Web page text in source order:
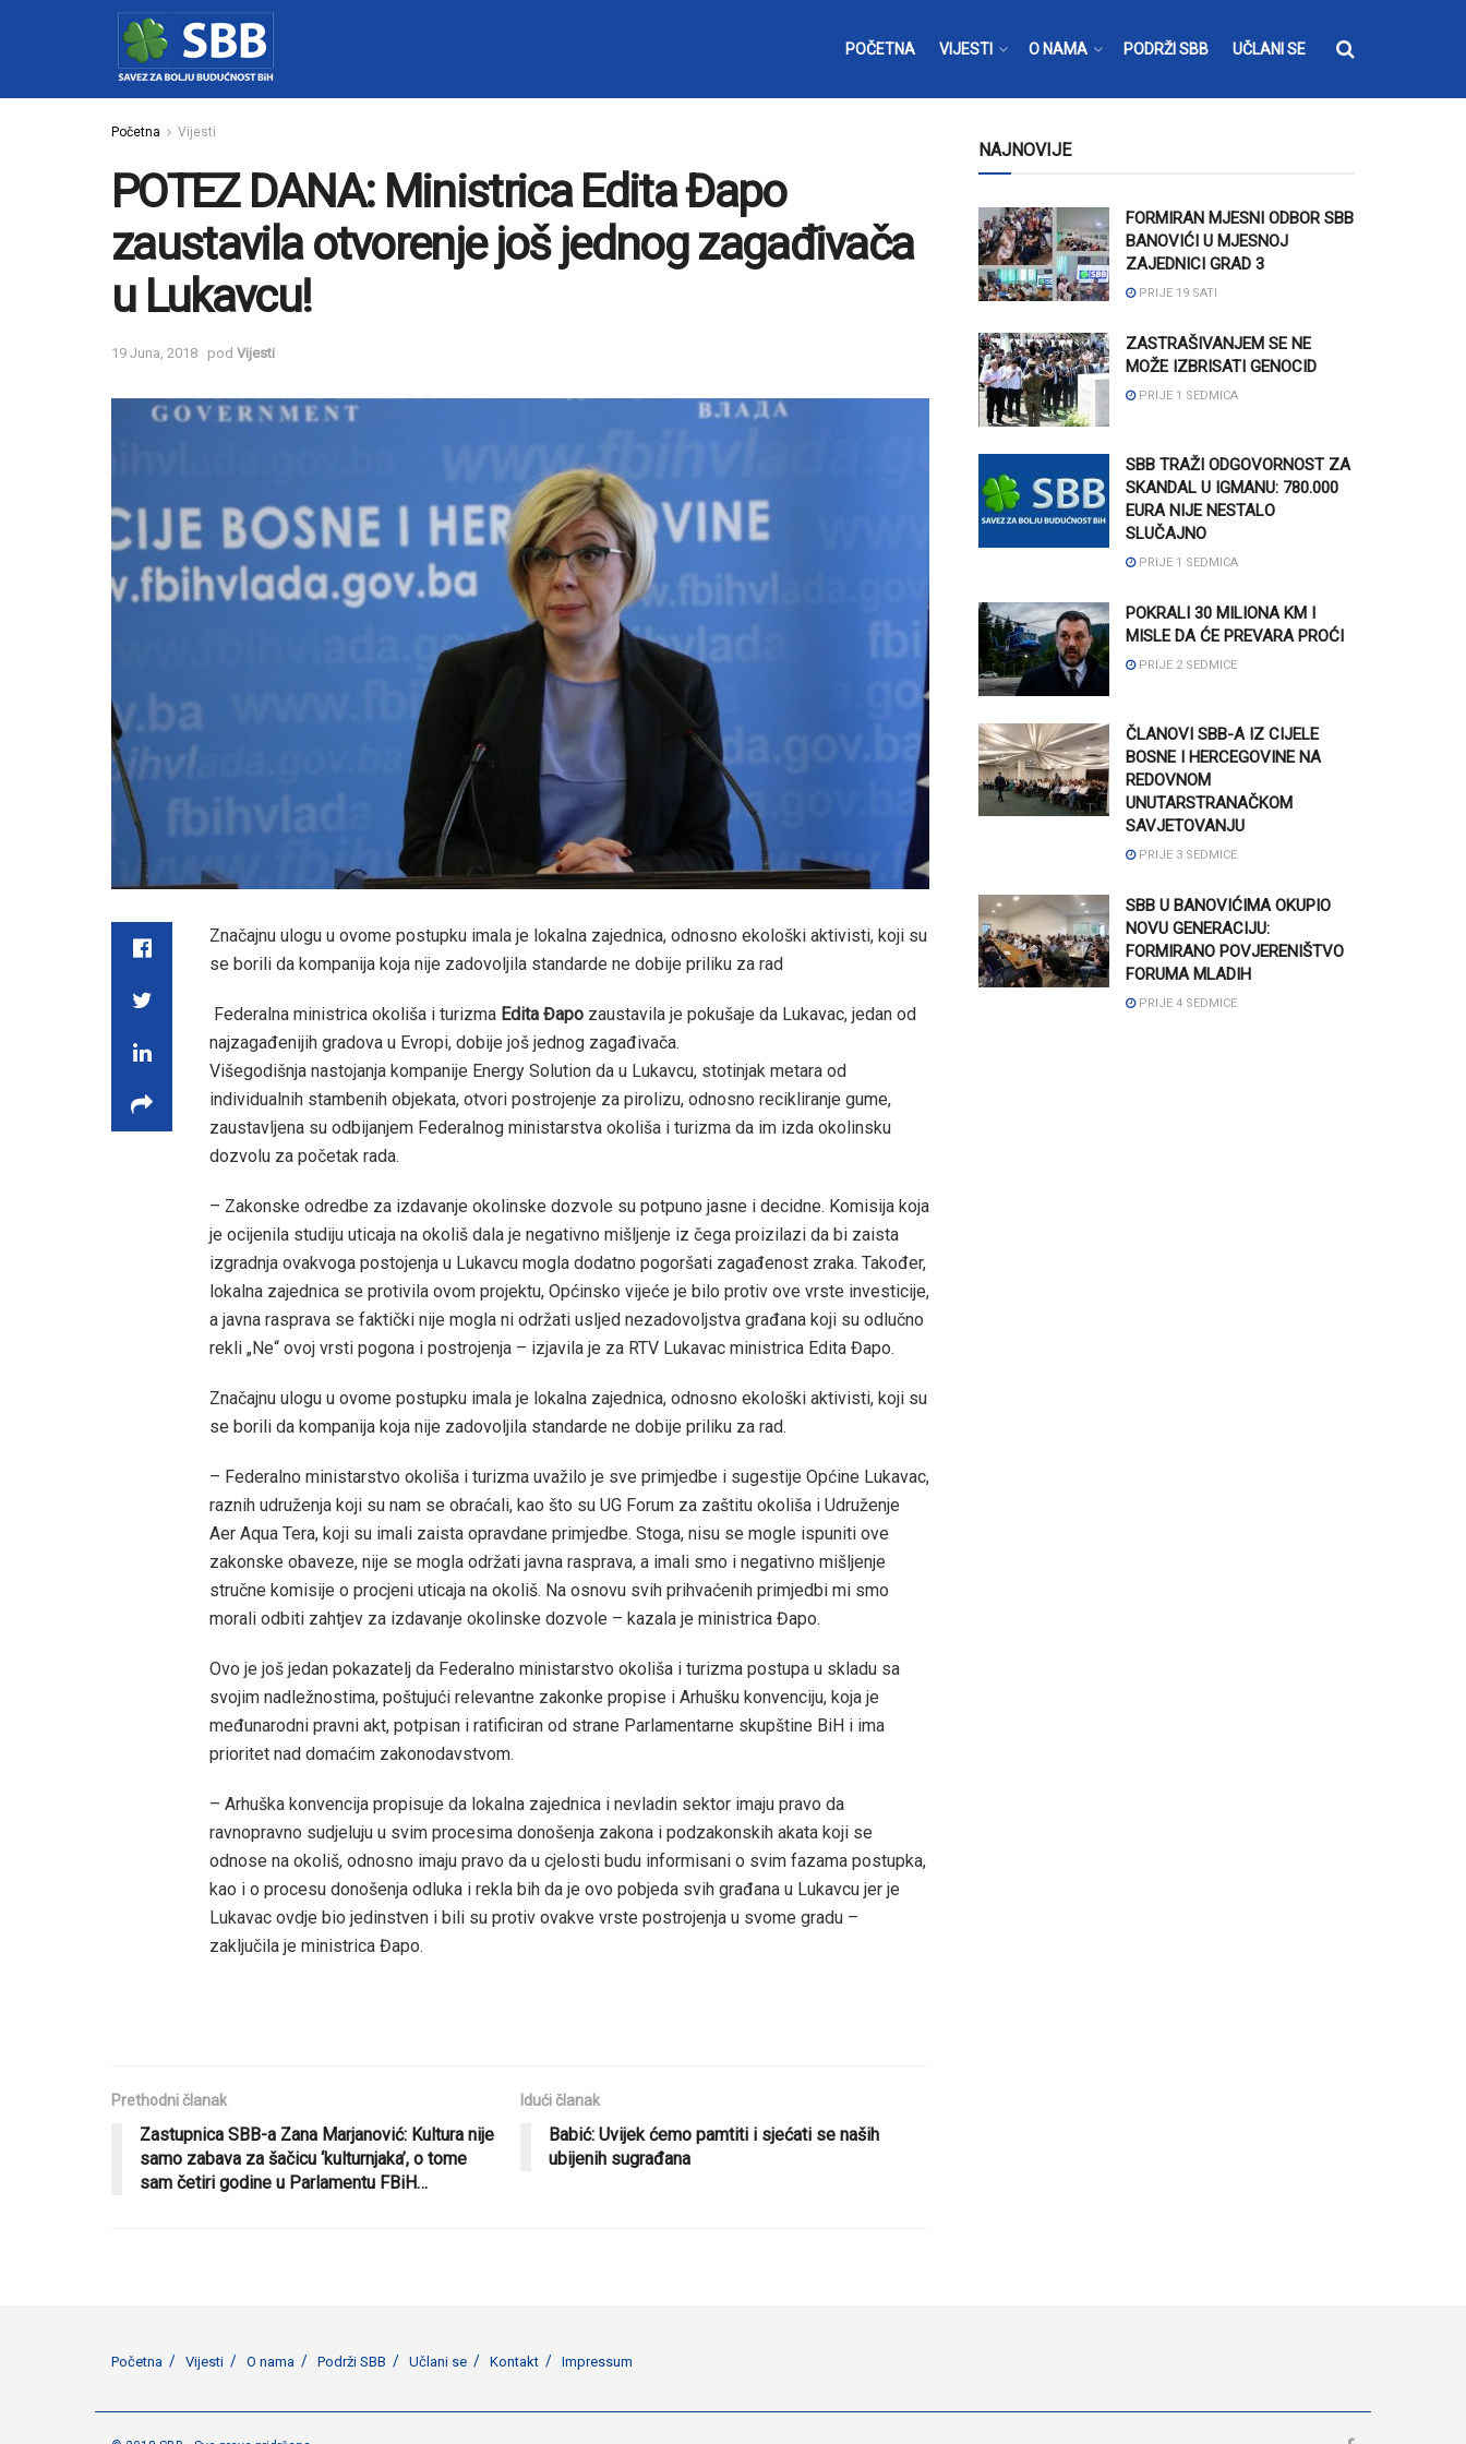
POČETNA VIJESTI O NAMA PODRŽI SBB UČLANI SE
Početna Vijesti
POTEZ DANA: Ministrica Edita Đapo
zaustavila otvorenje još jednog zagađivača
u Lukavcu!
19 Juna, 2018 pod Vijesti
Značajnu ulogu u ovome postupku imala je lokalna zajednica, odnosno ekološki aktivisti, koji su
se borili da kompanija koja nije zadovoljila standarde ne dobije priliku za rad
Federalna ministrica okoliša i turizma Edita Đapo zaustavila je pokušaje da Lukavac, jedan od
najzagađenijih gradova u Evropi, dobije još jednog zagađivača.
Višegodišnja nastojanja kompanije Energy Solution da u Lukavcu, stotinjak metara od
individualnih stambenih objekata, otvori postrojenje za pirolizu, odnosno recikliranje gume,
zaustavljena su odbijanjem Federalnog ministarstva okoliša i turizma da im izda okolinsku
dozvolu za početak rada.
– Zakonske odredbe za izdavanje okolinske dozvole su potpuno jasne i decidne. Komisija koja
je ocijenila studiju uticaja na okoliš dala je negativno mišljenje iz čega proizilazi da bi zaista
izgradnja ovakvoga postojenja u Lukavcu mogla dodatno pogoršati zagađenost zraka. Također,
lokalna zajednica se protivila ovom projektu, Općinsko vijeće je bilo protiv ove vrste investicije,
a javna rasprava se faktički nije mogla ni održati usljed nezadovoljstva građana koji su odlučno
rekli „Ne“ ovoj vrsti pogona i postrojenja – izjavila je za RTV Lukavac ministrica Edita Đapo.
Značajnu ulogu u ovome postupku imala je lokalna zajednica, odnosno ekološki aktivisti, koji su
se borili da kompanija koja nije zadovoljila standarde ne dobije priliku za rad.
– Federalno ministarstvo okoliša i turizma uvažilo je sve primjedbe i sugestije Općine Lukavac,
raznih udruženja koji su nam se obraćali, kao što su UG Forum za zaštitu okoliša i Udruženje
Aer Aqua Tera, koji su imali zaista opravdane primjedbe. Stoga, nisu se mogle ispuniti ove
zakonske obaveze, nije se mogla održati javna rasprava, a imali smo i negativno mišljenje
stručne komisije o procjeni uticaja na okoliš. Na osnovu svih prihvaćenih primjedbi mi smo
morali odbiti zahtjev za izdavanje okolinske dozvole – kazala je ministrica Đapo.
Ovo je još jedan pokazatelj da Federalno ministarstvo okoliša i turizma postupa u skladu sa
svojim nadležnostima, poštujući relevantne zakonke propise i Arhušku konvenciju, koja je
međunarodni pravni akt, potpisan i ratificiran od strane Parlamentarne skupštine BiH i ima
prioritet nad domaćim zakonodavstvom.
– Arhuška konvencija propisuje da lokalna zajednica i nevladin sektor imaju pravo da
ravnopravno sudjeluju u svim procesima donošenja zakona i podzakonskih akata koji se
odnose na okoliš, odnosno imaju pravo da u cjelosti budu informisani o svim fazama postupka,
kao i o procesu donošenja odluka i rekla bih da je ovo pobjeda svih građana u Lukavcu jer je
Lukavac ovdje bio jedinstven i bili su protiv ovakve vrste postrojenja u svome gradu –
zaključila je ministrica Đapo.
Prethodni članak
Zastupnica SBB-a Zana Marjanović: Kultura nije
samo zabava za šačicu ‘kulturnjaka’, o tome
sam četiri godine u Parlamentu FBiH…
Idući članak
Babić: Uvijek ćemo pamtiti i sjećati se naših
ubijenih sugrađana
NAJNOVIJE
FORMIRAN MJESNI ODBOR SBB
BANOVIĆI U MJESNOJ
ZAJEDNICI GRAD 3
PRIJE 19 SATI
ZASTRAŠIVANJEM SE NE
MOŽE IZBRISATI GENOCID
PRIJE 1 SEDMICA
SBB TRAŽI ODGOVORNOST ZA
SKANDAL U IGMANU: 780.000
EURA NIJE NESTALO
SLUČAJNO
PRIJE 1 SEDMICA
POKRALI 30 MILIONA KM I
MISLE DA ĆE PREVARA PROĆI
PRIJE 2 SEDMICE
ČLANOVI SBB-A IZ CIJELE
BOSNE I HERCEGOVINE NA
REDOVNOM
UNUTARSTRANAČKOM
SAVJETOVANJU
PRIJE 3 SEDMICE
SBB U BANOVIĆIMA OKUPIO
NOVU GENERACIJU:
FORMIRANO POVJERENIŠTVO
FORUMA MLADIH
PRIJE 4 SEDMICE
Početna Vijesti O nama Podrži SBB Učlani se Kontakt Impressum